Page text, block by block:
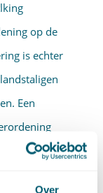
Over
op de
is echter
Een
zijn. Voor